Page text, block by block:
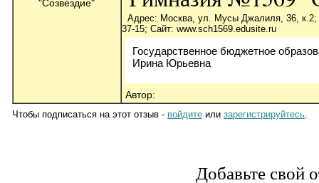
Адрес: Москва, ул. Мусы Джалиля, 36, к.2;
37-15; Сайт: www.sch1569.edusite.ru
Государственное бюджетное
Ирина Юрьевна
Автор:
Чтобы подписаться на этот отзыв - войдите или зарегистрируйтесь.
Добавьте свой